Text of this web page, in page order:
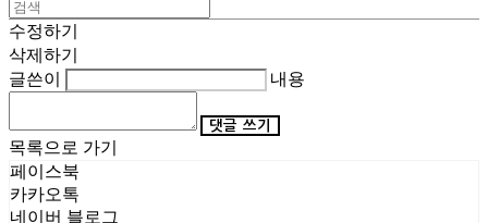
수정하기
삭제하기
글쓴이
내용
댓글 쓰기
목록으로 가기
페이스북
카카오톡
네이버 블로그